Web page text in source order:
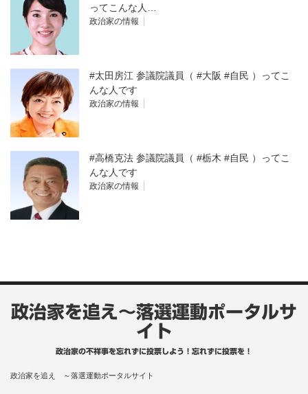
ってこんな人…
政治家の情報
#太田房江 参議院議員（ #大阪 #自民 ）ってこ
んな人です
政治家の情報
#高橋克法 参議院議員（ #栃木 #自民 ）ってこ
んな人です
政治家の情報
政治家を追え～落選運動ポータルサ
イト
政治家の不祥事を忘れずに投票しよう！忘れずに投票を！
政治家を追え ～落選運動ポータルサイト